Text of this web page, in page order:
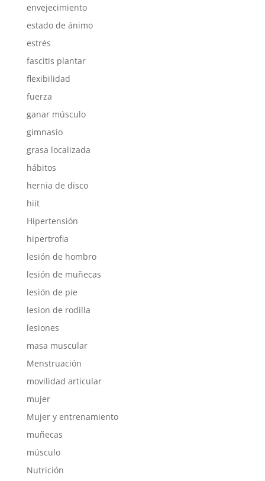
envejecimiento
estado de ánimo
estrés
fascitis plantar
flexibilidad
fuerza
ganar músculo
gimnasio
grasa localizada
hábitos
hernia de disco
hiit
Hipertensión
hipertrofia
lesión de hombro
lesión de muñecas
lesión de pie
lesion de rodilla
lesiones
masa muscular
Menstruación
movilidad articular
mujer
Mujer y entrenamiento
muñecas
músculo
Nutrición